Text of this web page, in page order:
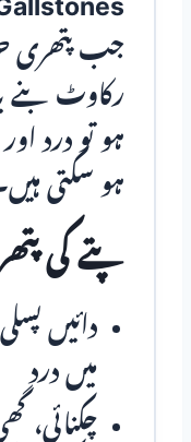
جب پتھری
رکاوٹ بنے
ہو تو درد
ہو سکتی
پتے کی
دائیں
میں درد
چکنائی،